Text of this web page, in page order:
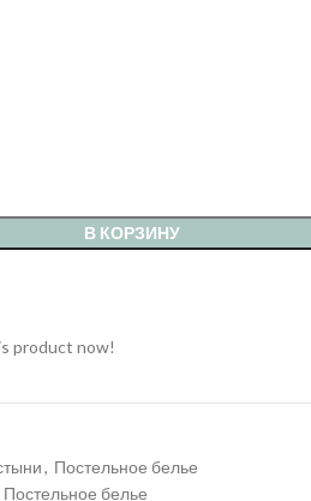
В КОРЗИНУ
product now!
, Постельное белье
Постельное белье